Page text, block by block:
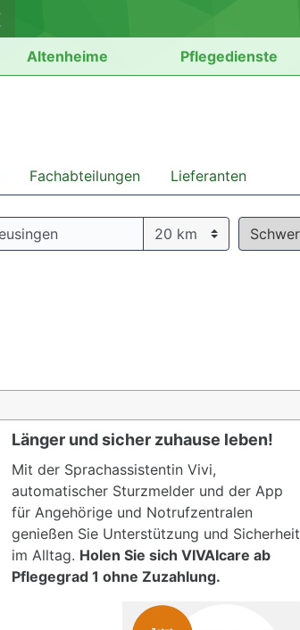
Altenheime Pflegedienste
Fachabteilungen Lieferanten
Länger und sicher zuhause leben!
Mit der Sprachassistentin Vivi,
automatischer Sturzmelder und der App
für Angehörige und Notrufzentralen
genießen Sie Unterstützung und Sicherheit
im Alltag. Holen Sie sich VIVAIcare ab
Pflegegrad 1 ohne Zuzahlung.